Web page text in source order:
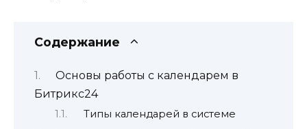
Содержание
Основы работы с календарем в
Битрикс24
Типы календарей в системе